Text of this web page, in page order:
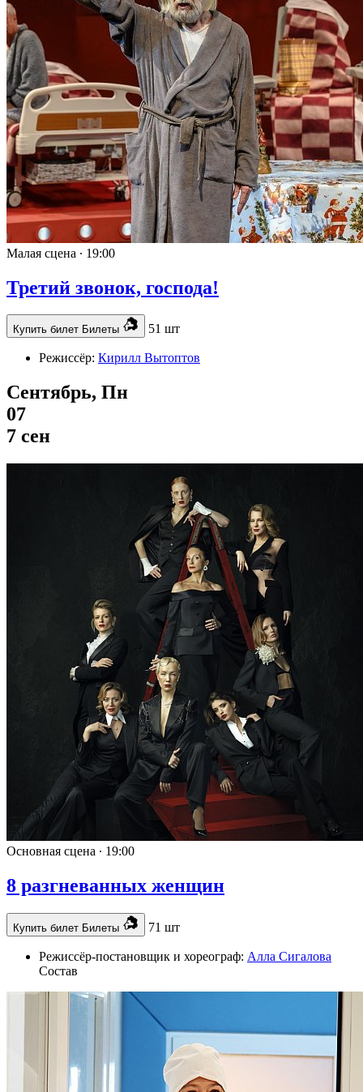
Малая сцена ∙ 19:00
Третий звонок, господа!
Купить билет Билеты 51 шт
Режиссёр: Кирилл Вытоптов
Сентябрь, Пн
07
7 сен
Основная сцена ∙ 19:00
8 разгневанных женщин
Купить билет Билеты 71 шт
Режиссёр-постановщик и хореограф: Алла Сигалова
Состав